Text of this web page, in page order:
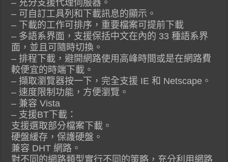
– 充分支援代理伺服器。
– 可自訂工具列和下載訊息的顯示。
– 下載的工作可排序，重要檔案可提前下載
– 多語系界面，支援保括中文在內的 33 種語系界
面，並且可隨時切換。
– 排程下載，避開網路使用高峰時間或是在網路費
較便宜的時端下載。
– 擷取瀏覽器按一下，完全支援 IE 和 Netscape。
– 速度限制功能，方便瀏覽。
– 兼容 Vista
– 支援BT下載：
支援選取部分檔案下載。
硬盤緩存，保護硬盤。
兼容 DHT 網路。
對不同的網路類型實行不同的策略，充分利用網路